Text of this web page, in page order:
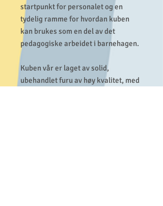
startpunkt for personalet og en
tydelig ramme for hvordan kuben
kan brukes som en del av det
pedagogiske arbeidet i barnehagen.
Kuben vår er laget av solid,
ubehandlet furu av høy kvalitet, med